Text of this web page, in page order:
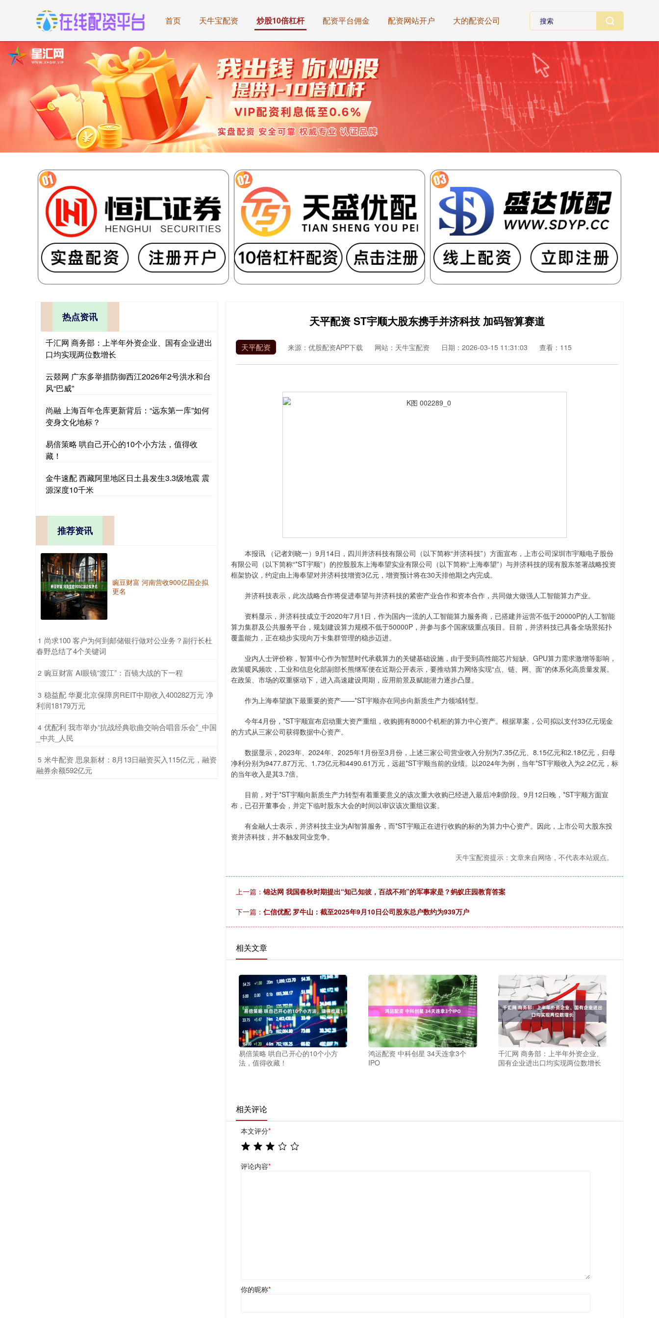
首页 天牛宝配资 炒股10倍杠杆 配资平台佣金 配资网站开户 大的配资公司
天平配资 ST宇顺大股东携手并济科技 加码智算赛道
天平配资 来源：优股配资APP下载 网站：天牛宝配资 日期：2026-03-15 11:31:03 查看：115
本报讯 （记者刘晓一）9月14日，四川并济科技有限公司（以下简称“并济科技”）方面宣布，上市公司深圳市宇顺电子股份
有限公司（以下简称“*ST宇顺”）的控股股东上海奉望实业有限公司（以下简称“上海奉望”）与并济科技的现有股东签署战略投资
框架协议，约定由上海奉望对并济科技增资3亿元，增资预计将在30天排他期之内完成。
并济科技表示，此次战略合作将促进奉望与并济科技的紧密产业合作和资本合作，共同做大做强人工智能算力产业。
资料显示，并济科技成立于2020年7月1日，作为国内一流的人工智能算力服务商，已搭建并运营不低于20000P的人工智能
算力集群及公共服务平台，规划建设算力规模不低于50000P，并参与多个国家级重点项目。目前，并济科技已具备全场景拓扑
覆盖能力，正在稳步实现向万卡集群管理的稳步迈进。
业内人士评价称，智算中心作为智慧时代承载算力的关键基础设施，由于受到高性能芯片短缺、GPU算力需求激增等影响，
政策暖风频吹，工业和信息化部副部长熊继军便在近期公开表示，要推动算力网络实现“点、链、网、面”的体系化高质量发展。
在政策、市场的双重驱动下，进入高速建设周期，应用前景及赋能潜力逐步凸显。
作为上海奉望旗下最重要的资产——*ST宇顺亦在同步向新质生产力领域转型。
今年4月份，*ST宇顺宣布启动重大资产重组，收购拥有8000个机柜的算力中心资产。根据草案，公司拟以支付33亿元现金
的方式从三家公司获得数据中心资产。
数据显示，2023年、2024年、2025年1月份至3月份，上述三家公司营业收入分别为7.35亿元、8.15亿元和2.18亿元，归母
净利分别为9477.87万元、1.73亿元和4490.61万元，远超*ST宇顺当前的业绩。以2024年为例，当年*ST宇顺收入为2.2亿元，标
的当年收入是其3.7倍。
目前，对于*ST宇顺向新质生产力转型有着重要意义的该次重大收购已经进入最后冲刺阶段。9月12日晚，*ST宇顺方面宣
布，已召开董事会，并定下临时股东大会的时间以审议该次重组议案。
有金融人士表示，并济科技主业为AI智算服务，而*ST宇顺正在进行收购的标的为算力中心资产。因此，上市公司大股东投
资并济科技，并不触发同业竞争。
天牛宝配资提示：文章来自网络，不代表本站观点。
上一篇： 锦达网 我国春秋时期提出“知己知彼，百战不殆”的军事家是？蚂蚁庄园教育答案
下一篇： 仁信优配 罗牛山：截至2025年9月10日公司股东总户数约为939万户
相关文章
易倍策略 哄自己开心的10个小方
法，值得收藏！
鸿运配资 中科创星 34天连拿3个
IPO
千汇网 商务部：上半年外资企业、
国有企业进出口均实现两位数增长
相关评论
本文评分*
评论内容*
你的昵称*
热点资讯
千汇网 商务部：上半年外资企业、国有企业进出
口均实现两位数增长
云燚网 广东多举措防御西江2026年2号洪水和台
风“巴威”
尚融 上海百年仓库更新背后：“远东第一库”如何
变身文化地标？
易倍策略 哄自己开心的10个小方法，值得收
藏！
金牛速配 西藏阿里地区日土县发生3.3级地震 震
源深度10千米
推荐资讯
豌豆财富 河南营收900亿国企拟
更名
1 ​尚求100 客户为何到邮储银行做对公业务？副行长杜
春野总结了4个关键词
2 ​豌豆财富 AI眼镜“渡江”：百镜大战的下一程
3 ​稳益配 华夏北京保障房REIT中期收入400282万元 净
利润18179万元
4 ​优配利 我市举办“抗战经典歌曲交响合唱音乐会”_中国
_中共_人民
5 ​米牛配资 思泉新材：8月13日融资买入115亿元，融资
融券余额592亿元